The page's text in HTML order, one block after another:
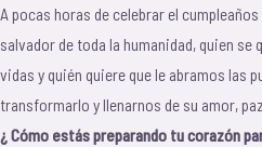
A pocas horas de celebrar el
salvador de toda la humanidad, quien
vidas y quién quiere que le abramos las
transformarlo y llenarnos de su amor,
¿ Cómo estás preparando tu corazón